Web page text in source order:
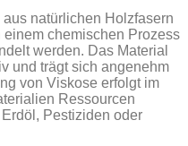
natürlichen Holzfasern
chemischen Prozess
werden. Das Material
und trägt sich angenehm
von Viskose erfolgt im
Ressourcen
Pestiziden oder